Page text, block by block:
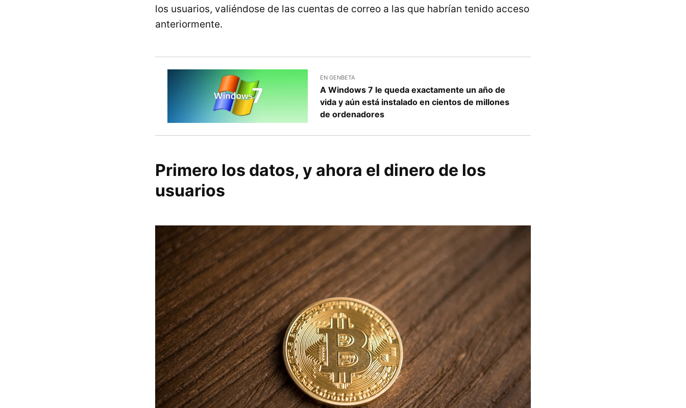
los usuarios, valiéndose de las cuentas de correo a las que habrían tenido acceso
anteriormente.
EN GENBETA
A Windows 7 le queda exactamente un año de
vida y aún está instalado en cientos de millones
de ordenadores
Primero los datos, y ahora el dinero de los
usuarios